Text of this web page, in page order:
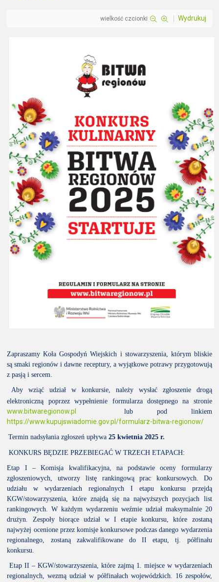
wielkość czcionki Wydrukuj
Zapraszamy Koła Gospodyń Wiejskich i stowarzyszenia, którym bliskie
są smaki regionów i dawne receptury, a wyjątkowe potrawy przygotowują
z pasją i sercem.
Aby wziąć udział w konkursie, należy wysłać zgłoszenie drogą
elektroniczną poprzez wypełnienie formularza dostępnego na stronie
www.bitwaregionow.pl lub pod linkiem
https://www.kupujswiadomie.gov.pl/formularz-bitwa-regionow/
Termin nadsyłania zgłoszeń upływa25 kwietnia 2025 r.
KONKURS BĘDZIE PRZEBIEGAĆ W TRZECH ETAPACH:
Etap I – Komisja kwalifikacyjna, na podstawie oceny formularzy
zgłoszeniowych, utworzy listę rankingową prac konkursowych. Do
udziału w wydarzeniach regionalnych I etapu konkursu przejdą
KGW/stowarzyszenia, które znajdą się na najwyższych pozycjach list
rankingowych. W każdym wydarzeniu weźmie udział maksymalnie 20
drużyn. Zespoły biorące udział w I etapie konkursu, które zostaną
najwyżej ocenione przez komisje konkursowe podczas danego wydarzenia
regionalnego, zostaną zakwalifikowane do II etapu, tj. półfinału
konkursu.
Etap II – KGW/stowarzyszenia, które zajmą 1. miejsce w wydarzeniach
regionalnych, wezmą udział w półfinałach wojewódzkich. 16 zespołów,